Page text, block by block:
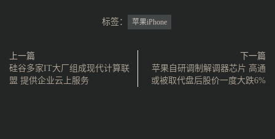
标签： 苹果iPhone
上一篇
硅谷多家IT大厂组成现代计算联
盟 提供企业云上服务
下一篇
苹果自研调制解调器芯片 高通
或被取代盘后股价一度大跌6%